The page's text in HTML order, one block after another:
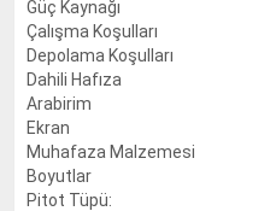
Güç Kaynağı
Çalışma Koşulları
Depolama Koşulları
Dahili Hafıza
Arabirim
Ekran
Muhafaza Malzemesi
Boyutlar
Pitot Tüpü: